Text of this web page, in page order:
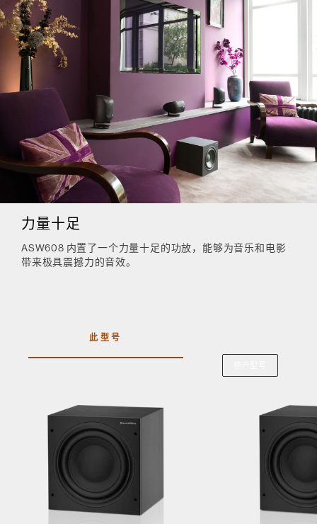
力量十足
ASW608 内置了一个力量十足的功放，能够为音乐和电影
带来极具震撼力的音效。
此型号